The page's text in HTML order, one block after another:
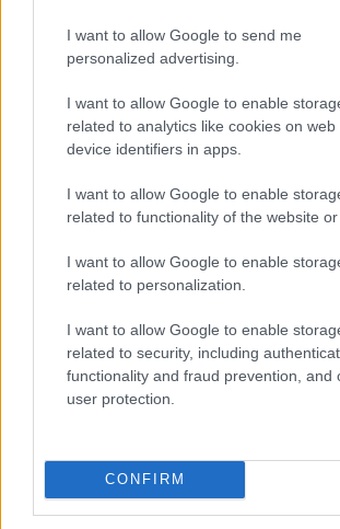
I want to allow Google to send me
personalized advertising.
I want to allow Google to enable
related to analytics like cookies on web
device identifiers in apps.
I want to allow Google to enable
related to functionality of the website or
I want to allow Google to enable
related to personalization.
I want to allow Google to enable
related to security, including
functionality and fraud prevention, and
user protection.
CONFIRM